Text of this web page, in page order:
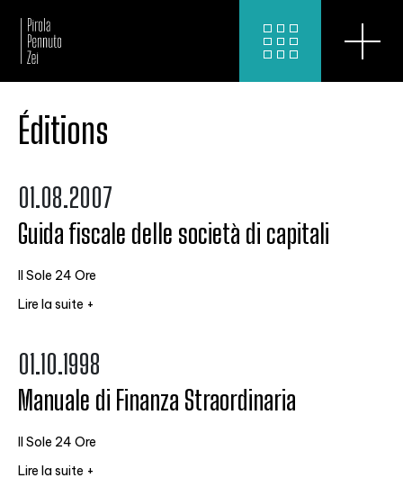
Éditions
01.08.2007
Guida fiscale delle società di capitali
Il Sole 24 Ore
Lire la suite +
01.10.1998
Manuale di Finanza Straordinaria
Il Sole 24 Ore
Lire la suite +